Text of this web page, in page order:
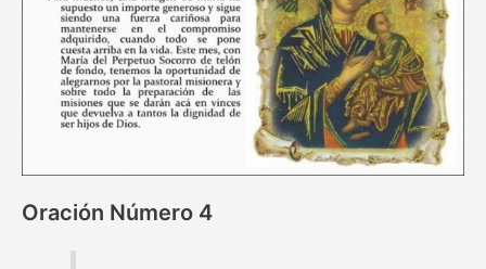
Oración Número 4